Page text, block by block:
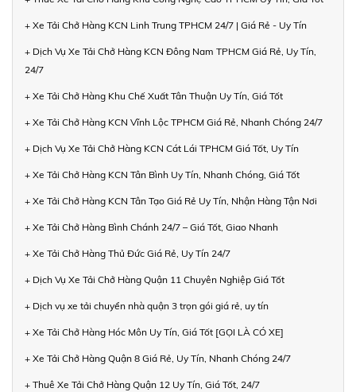
+ Xe Tải Chở Hàng KCN Linh Trung TPHCM 24/7 | Giá Rẻ - Uy Tín
+ Dịch Vụ Xe Tải Chở Hàng KCN Đông Nam TPHCM Giá Rẻ, Uy Tín,
24/7
+ Xe Tải Chở Hàng Khu Chế Xuất Tân Thuận Uy Tín, Giá Tốt
+ Xe Tải Chở Hàng KCN Vĩnh Lộc TPHCM Giá Rẻ, Nhanh Chóng 24/7
+ Dịch Vụ Xe Tải Chở Hàng KCN Cát Lái TPHCM Giá Tốt, Uy Tín
+ Xe Tải Chở Hàng KCN Tân Bình Uy Tín, Nhanh Chóng, Giá Tốt
+ Xe Tải Chở Hàng KCN Tân Tạo Giá Rẻ Uy Tín, Nhận Hàng Tận Nơi
+ Xe Tải Chở Hàng Bình Chánh 24/7 – Giá Tốt, Giao Nhanh
+ Xe Tải Chở Hàng Thủ Đức Giá Rẻ, Uy Tín 24/7
+ Dịch Vụ Xe Tải Chở Hàng Quận 11 Chuyên Nghiệp Giá Tốt
+ Dịch vụ xe tải chuyển nhà quận 3 trọn gói giá rẻ, uy tín
+ Xe Tải Chở Hàng Hóc Môn Uy Tín, Giá Tốt [GỌI LÀ CÓ XE]
+ Xe Tải Chở Hàng Quận 8 Giá Rẻ, Uy Tín, Nhanh Chóng 24/7
+ Thuê Xe Tải Chở Hàng Quận 12 Uy Tín, Giá Tốt, 24/7